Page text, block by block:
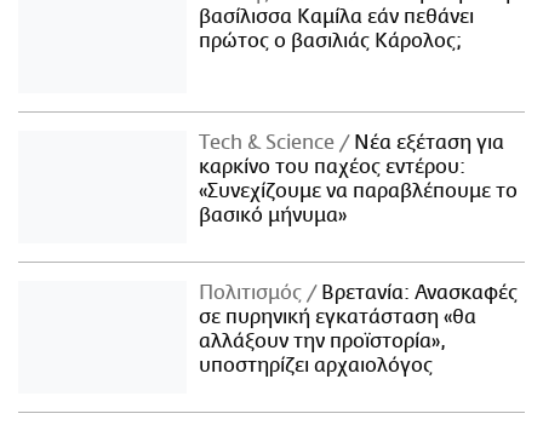
βασίλισσα Καμίλα εάν πεθάνει
πρώτος ο βασιλιάς Κάρολος;
Τech & Science
Νέα εξέταση για
καρκίνο του παχέος εντέρου:
«Συνεχίζουμε να παραβλέπουμε το
βασικό μήνυμα»
Πολιτισμός
Βρετανία: Ανασκαφές
σε πυρηνική εγκατάσταση «θα
αλλάξουν την προϊστορία»,
υποστηρίζει αρχαιολόγος